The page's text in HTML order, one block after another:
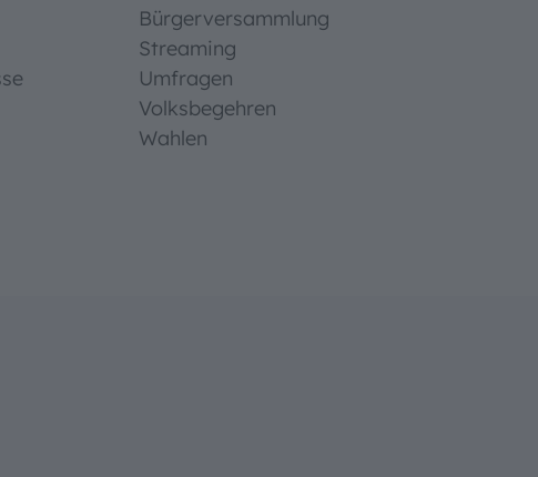
Bürgerversammlung
Streaming
Umfragen
Volksbegehren
Wahlen